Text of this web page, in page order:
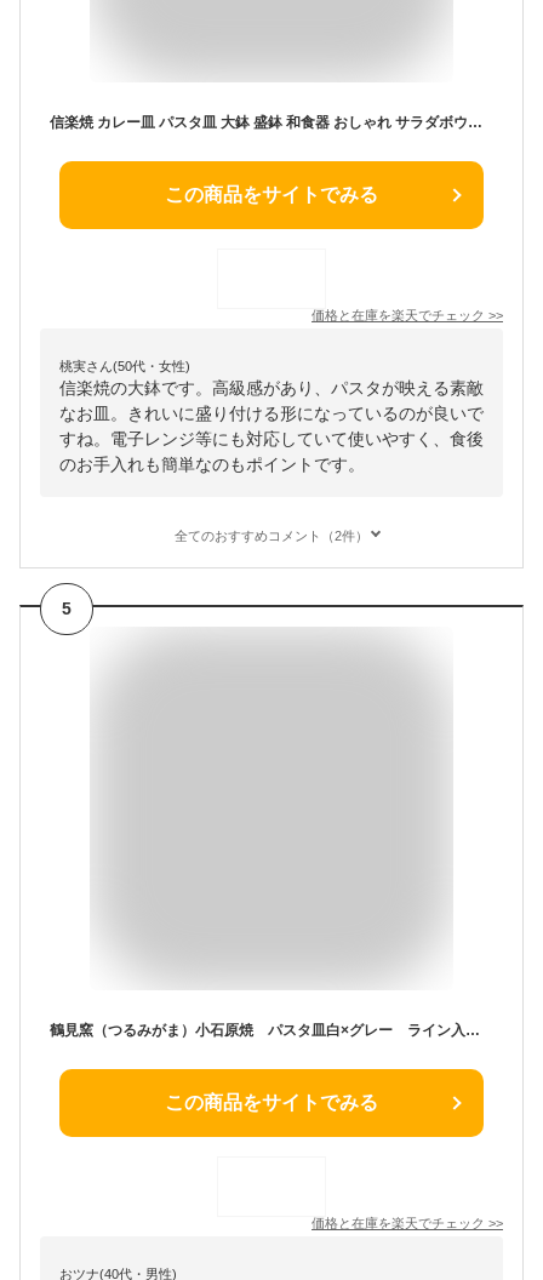
信楽焼 カレー皿 パスタ皿 大鉢 盛鉢 和食器 おしゃれ サラダボウル 冷麺鉢 陶器 和食器 うつわ 焼き物 日本製 国産 食器 麺鉢 煮物鉢 ボウル 電子レンジ/食洗機対応 清流カレー＆パスタ皿 w399-42
この商品をサイトでみる
価格と在庫を楽天でチェック >>
桃実さん(50代・女性)
信楽焼の大鉢です。高級感があり、パスタが映える素敵
なお皿。きれいに盛り付ける形になっているのが良いで
すね。電子レンジ等にも対応していて使いやすく、食後
のお手入れも簡単なのもポイントです。
全てのおすすめコメント（2件）
5
鶴見窯（つるみがま）小石原焼 パスタ皿白×グレー ライン入り（直径20cm）（1枚）お皿 焼き物 小石原焼き 食器 キッチングッズ 贈り物 プレゼント キッチン雑貨 ベビー食器 グッズ 子供 陶器 パスタ ランチプレート おしゃれ
この商品をサイトでみる
価格と在庫を楽天でチェック >>
おツナ(40代・男性)